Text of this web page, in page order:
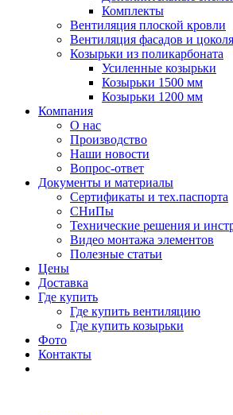
Комплекты
Вентиляция плоской кровли
Вентиляция фасадов и цоколя
Козырьки из поликарбоната
Усиленные козырьки
Козырьки 1500 мм
Козырьки 1200 мм
Компания
О нас
Производство
Наши новости
Вопрос-ответ
Документы и материалы
Сертификаты и тех.паспорта
СНиПы
Технические решения и
Видео монтажа элементов
Полезные статьи
Цены
Доставка
Где купить
Где купить вентиляцию
Где купить козырьки
Фото
Контакты